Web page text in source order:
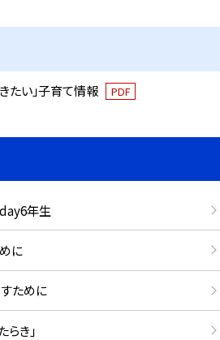
たい」子育て情報 PDF
年生
に
ために
き」